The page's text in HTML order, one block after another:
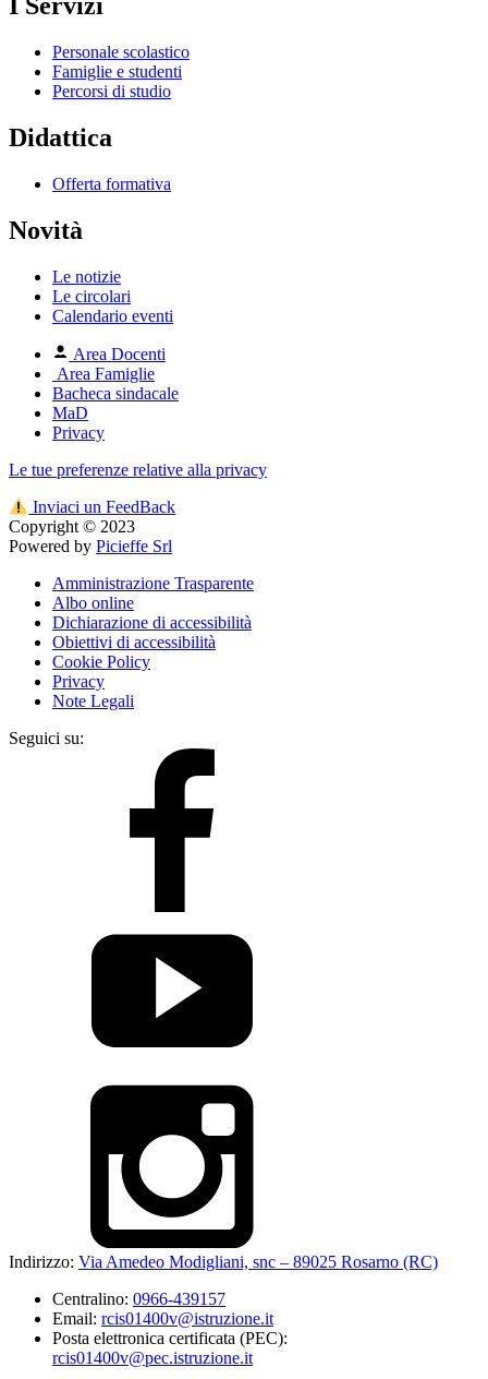
I Servizi
Personale scolastico
Famiglie e studenti
Percorsi di studio
Didattica
Offerta formativa
Novità
Le notizie
Le circolari
Calendario eventi
Area Docenti
Area Famiglie
Bacheca sindacale
MaD
Privacy
Le tue preferenze relative alla privacy
Inviaci un FeedBack
Copyright © 2023
Powered by Picieffe Srl
Amministrazione Trasparente
Albo online
Dichiarazione di accessibilità
Obiettivi di accessibilità
Cookie Policy
Privacy
Note Legali
Seguici su:
Indirizzo: Via Amedeo Modigliani, snc – 89025 Rosarno (RC)
Centralino: 0966-439157
Email: rcis01400v@istruzione.it
Posta elettronica certificata (PEC):
rcis01400v@pec.istruzione.it